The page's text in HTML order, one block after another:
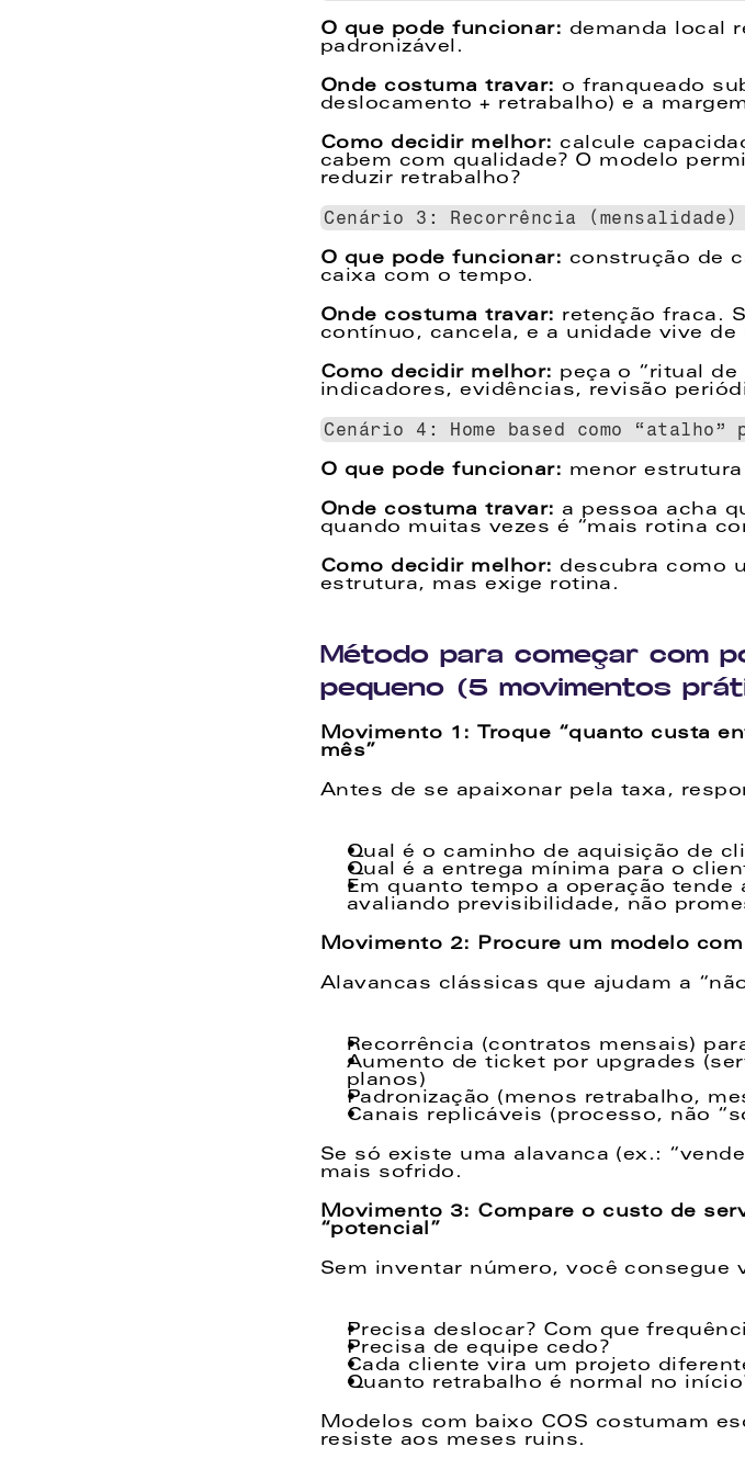
O que pode funcionar: demanda local
padronizável.
Onde costuma travar: o franqueado
deslocamento + retrabalho) e a
Como decidir melhor: calcule
cabem com qualidade? O modelo
reduzir retrabalho?
Cenário 3: Recorrência
O que pode funcionar: construção de
caixa com o tempo.
Onde costuma travar: retenção fraca.
contínuo, cancela, e a unidade vive
Como decidir melhor: peça o “ritual
indicadores, evidências, revisão
Cenário 4: Home based como
O que pode funcionar: menor
Onde costuma travar: a pessoa acha
quando muitas vezes é “mais rotina
Como decidir melhor: descubra como
estrutura, mas exige rotina.
Método para começar com
pequeno (5 movimentos
Movimento 1: Troque “quanto custa
mês”
Antes de se apaixonar pela taxa,
Qual é o caminho de aquisição de
Qual é a entrega mínima para o
Em quanto tempo a operação tende
avaliando previsibilidade, não
Movimento 2: Procure um modelo
Alavancas clássicas que ajudam a
Recorrência (contratos mensais)
Aumento de ticket por upgrades
planos)
Padronização (menos retrabalho,
Canais replicáveis (processo, não
Se só existe uma alavanca (ex.:
mais sofrido.
Movimento 3: Compare o custo de
“potencial”
Sem inventar número, você consegue
Precisa deslocar? Com que
Precisa de equipe cedo?
Cada cliente vira um projeto
Quanto retrabalho é normal no
Modelos com baixo COS costumam
resiste aos meses ruins.